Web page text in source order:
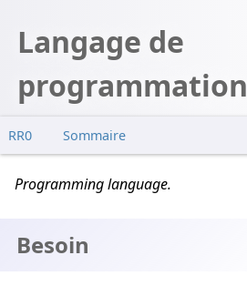
Langage de
programmation
RR0 Sommaire
Besoin
Analyse
Exemples
Programming language.
Besoin